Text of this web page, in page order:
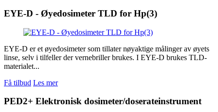
EYE-D - Øyedosimeter TLD for Hp(3)
EYE-D er et øyedosimeter som tillater nøyaktige målinger av øyets
linse, selv i tilfeller der vernebriller brukes. I EYE-D brukes TLD-
materialet...
Få tilbud Les mer
PED2+ Elektronisk dosimeter/doserateinstrument